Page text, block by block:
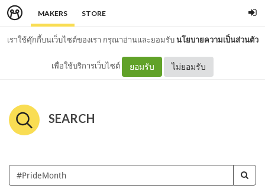
MAKERS STORE
เราใช้คุ๊กกี้บนเว็บไซต์ของเรา กรุณาอ่านและยอมรับนโยบายความเป็นส่วนตัว
เพื่อใช้บริการเว็บไซต์ ยอมรับ ไม่ยอมรับ
SEARCH